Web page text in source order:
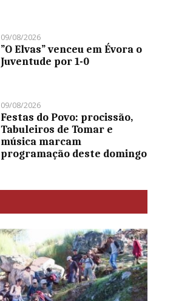
09/08/2026
”O Elvas” venceu em Évora o
Juventude por 1-0
09/08/2026
Festas do Povo: procissão,
Tabuleiros de Tomar e
música marcam
programação deste domingo